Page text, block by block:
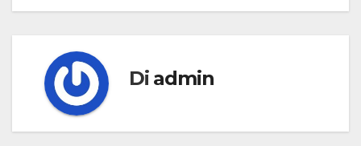
Di admin